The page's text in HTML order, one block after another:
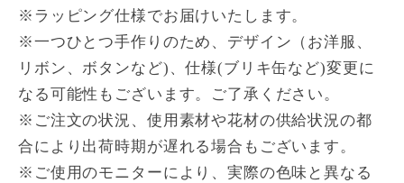
※ラッピング仕様でお届けいたします。
※一つひとつ手作りのため、デザイン（お洋服、
リボン、ボタンなど)、仕様(ブリキ缶など)変更に
なる可能性もございます。ご了承ください。
※ご注文の状況、使用素材や花材の供給状況の都
合により出荷時期が遅れる場合もございます。
※ご使用のモニターにより、実際の色味と異なる